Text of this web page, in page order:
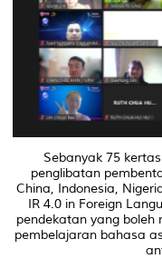
Sebanyak 75
penglibatan
China, Indonesia,
IR 4.0 in Foreign
pendekatan yang
pembelajaran bahasa